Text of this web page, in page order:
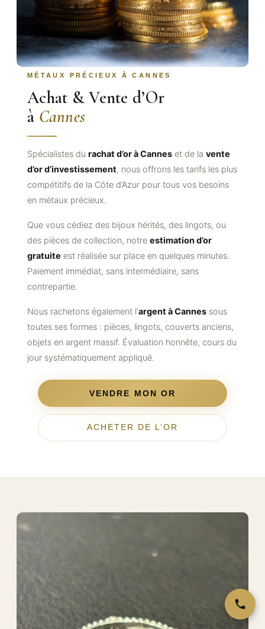
MÉTAUX PRÉCIEUX À CANNES
Achat & Vente d’Or
à Cannes
Spécialistes du rachat d’or à Cannes et de la vente
d’or d’investissement, nous offrons les tarifs les plus
compétitifs de la Côte d’Azur pour tous vos besoins
en métaux précieux.
Que vous cédiez des bijoux hérités, des lingots, ou
des pièces de collection, notre estimation d’or
gratuite est réalisée sur place en quelques minutes.
Paiement immédiat, sans intermédiaire, sans
contrepartie.
Nous rachetons également l’argent à Cannes sous
toutes ses formes : pièces, lingots, couverts anciens,
objets en argent massif. Évaluation honnête, cours du
jour systématiquement appliqué.
VENDRE MON OR
ACHETER DE L’OR